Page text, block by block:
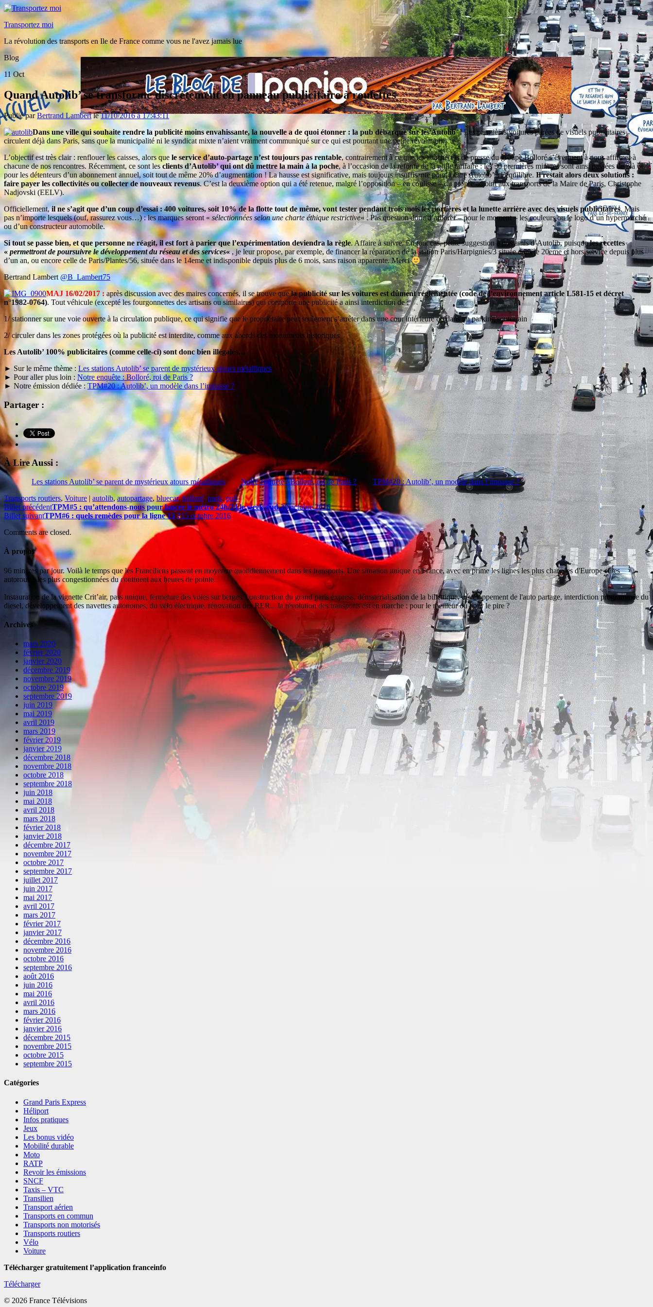
Transportez moi
La révolution des transports en Ile de France comme vous ne l'avez jamais lue
Blog
11Oct
Quand Autolib’ se transforme discrètement en panneau publicitaire à roulettes
Publié parBertrand Lambertle11/10/2016 à 17:43:11
Dans une ville qui souhaite rendre la publicité moins envahissante, la nouvelle a de quoi étonner : la pub débarque sur les Autolib’ !Les premières voitures parées de visuels publicitaires
circulent déjà dans Paris, sans que la municipalité ni le syndicat mixte n’aient vraiment communiqué sur ce qui est pourtant une petite révolution.
L’objectif est très clair : renflouer les caisses, alors que le service d’auto-partage n’est toujours pas rentable, contrairement à ce que les attaché(e)s de presse du groupe Bolloré s’évertuent à nous affirmer à
chacune de nos rencontres. Récemment, ce sont lesclients d’Autolib’ qui ont dû mettre la main à la poche, à l’occasion de la refonte de la grille tarifaire : les 30 premières minutes sont ainsi passées de 5 à 6€
pour les détenteurs d’un abonnement annuel, soit tout de même 20% d’augmentation ! La hausse est significative, mais toujours insuffisante pour mettre Autolib’ à l’équilibre. Il restait alors deux solutions :
faire payer les collectivités ou collecter de nouveaux revenus. C’est la deuxième option qui a été retenue, malgré l’opposition – en coulisse – du propre adjoint aux transports de la Maire de Paris, Christophe
Nadjovski (EELV).
Officiellement,il ne s’agit que d’un coup d’essai : 400 voitures, soit 10% de la flotte tout de même, vont tester pendant trois mois les portières et la lunette arrière avec des visuels publicitaires. Mais
pas n’importe lesquels (ouf, rassurez vous…) : les marques seront «sélectionnées selon une charte éthique restrictive« . Pas question donc d’arborer – pour le moment – les couleurs ou le logo d’un hypermarché
ou d’un constructeur automobile.
Si tout se passe bien, et que personne ne réagit, il est fort à parier que l’expérimentation deviendra la règle. Affaire à suivre. En tout cas, petite suggestion à nos amis d’Autolib, puisqueles recettes
« permettront de poursuivre le développement du réseau et des services«, je leur propose, par exemple, de financer la réparation de la station Paris/Harpignies/3 située dans le 20eme et hors service depuis plus
d’un an, ou encore celle de Paris/Plantes/56, située dans le 14eme et indisponible depuis plus de 6 mois, sans raison apparente. Merci
Bertrand Lambert@B_Lambert75
MAJ 16/02/2017 : après discussion avec des maires concernés, il se trouve quela publicité sur les voitures est dûment réglementée (code de l’environnement article L581-15 et décret
n°1982-0764). Tout véhicule (excepté les fourgonnettes des artisans ou similaires) qui comporte une publicité a ainsi interdiction de :
1/ stationner sur une voie ouverte à la circulation publique, ce qui signifie que le propriétaire peut seulement s’arrêter dans une cour intérieure ou dans un parking souterrain
2/ circuler dans les zones protégées où la publicité est interdite, comme aux abords des monuments historiques
Les Autolib’ 100% publicitaires (comme celle-ci) sont donc bien illégales…
► Sur le même thème : Les stations Autolib’ se parent de mystérieux atours métalliques
► Pour aller plus loin : Notre enquête : Bolloré, roi de Paris ?
► Notre émission dédiée : TPM#20 : Autolib’, un modèle dans l’impasse ?
Partager :
À Lire Aussi :
Les stations Autolib’ se parent de mystérieux atours métalliques Notre enquête : Bolloré, roi de Paris ?
TPM#20 : Autolib’, un modèle dans l’impasse ?
Transports routiers, Voiture | autolib,autopartage,bluecar,bolloré, paris,pub
Billet précédentTPM#5 : qu’attendons-nous pour lancer le métro 24h/24 le week-end ?8 octobre 2016
Billet suivantTPM#6 : quels remèdes pour la ligne 13 ?15 octobre 2016
Comments are closed.
À propos
96 minutes par jour. Voilà le temps que les Franciliens passent en moyenne quotidiennement dans les transports. Une situation unique en France, avec en prime les lignes les plus chargées d'Europe et les
autoroutes les plus congestionnées du continent aux heures de pointe.
Instauration de la vignette Crit’air, pass unique, fermeture des voies sur berges, construction du grand paris express, dématérialisation de la billettique, développement de l'auto partage, interdiction programmée du
diesel, développement des navettes autonomes, du vélo électrique, rénovation des RER... la révolution des transports est en marche : pour le meilleur ou pour le pire ?
Archives
mars 2020
février 2020
janvier 2020
décembre 2019
novembre 2019
octobre 2019
septembre 2019
juin 2019
mai 2019
avril 2019
mars 2019
février 2019
janvier 2019
décembre 2018
novembre 2018
octobre 2018
septembre 2018
juin 2018
mai 2018
avril 2018
mars 2018
février 2018
janvier 2018
décembre 2017
novembre 2017
octobre 2017
septembre 2017
juillet 2017
juin 2017
mai 2017
avril 2017
mars 2017
février 2017
janvier 2017
décembre 2016
novembre 2016
octobre 2016
septembre 2016
août 2016
juin 2016
mai 2016
avril 2016
mars 2016
février 2016
janvier 2016
décembre 2015
novembre 2015
octobre 2015
septembre 2015
Catégories
Grand Paris Express
Héliport
Infos pratiques
Jeux
Les bonus vidéo
Mobilité durable
Moto
RATP
Revoir les émissions
SNCF
Taxis – VTC
Transilien
Transport aérien
Transports en commun
Transports non motorisés
Transports routiers
Vélo
Voiture
Télécharger gratuitement l’application franceinfo
Télécharger
© 2026 France Télévisions